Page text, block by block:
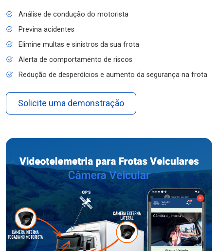
Análise de condução do motorista
Previna acidentes
Elimine multas e sinistros da sua frota
Alerta de comportamento de riscos
Redução de desperdícios e aumento da segurança na frota
Solicite uma demonstração